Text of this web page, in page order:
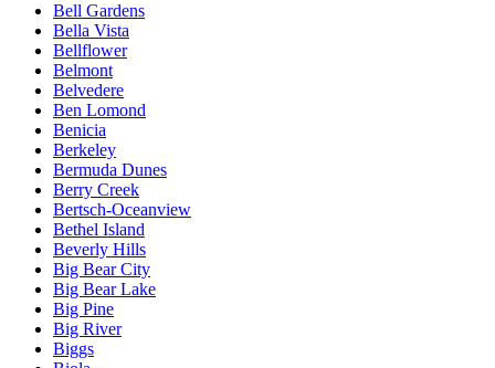
Bell Gardens
Bella Vista
Bellflower
Belmont
Belvedere
Ben Lomond
Benicia
Berkeley
Bermuda Dunes
Berry Creek
Bertsch-Oceanview
Bethel Island
Beverly Hills
Big Bear City
Big Bear Lake
Big Pine
Big River
Biggs